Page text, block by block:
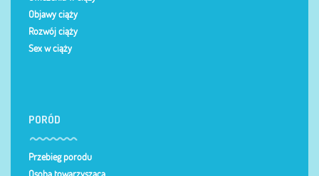
Objawy ciąży
Rozwój ciąży
Sex w ciąży
PORÓD
Przebieg porodu